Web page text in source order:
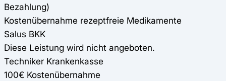
Bezahlung)
Kostenübernahme rezeptfreie Medikamente
Salus BKK
Diese Leistung wird nicht angeboten.
Techniker Krankenkasse
100€ Kostenübernahme